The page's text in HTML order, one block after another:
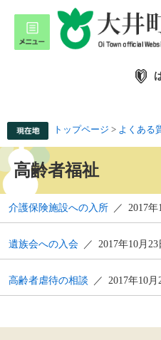
トップページ > よくある
高齢者福祉
介護保険施設への入所 2017
遺族会への入会 2017年10月
高齢者虐待の相談 2017年10